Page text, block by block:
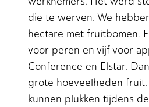
die te werven. We
hectare met fruitbomen.
voor peren en vijf voor
Conference en Elstar.
grote hoeveelheden fruit.
kunnen plukken tijdens